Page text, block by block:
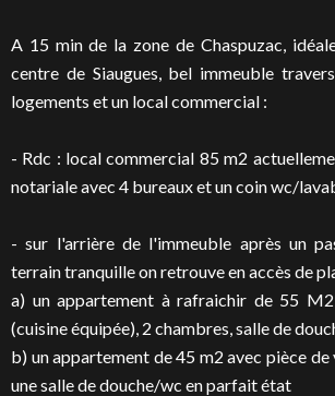
A 15 min de la zone de Chaspuzac,
centre de Siaugues, bel immeuble
logements et un local commercial :
- Rdc : local commercial 85 m2
notariale avec 4 bureaux et un coin wc/
- sur l'arrière de l'immeuble après un
terrain tranquille on retrouve en accès de
a) un appartement à rafraichir de 55
(cuisine équipée), 2 chambres, salle de
b) un appartement de 45 m2 avec pièce de
une salle de douche/wc en parfait état